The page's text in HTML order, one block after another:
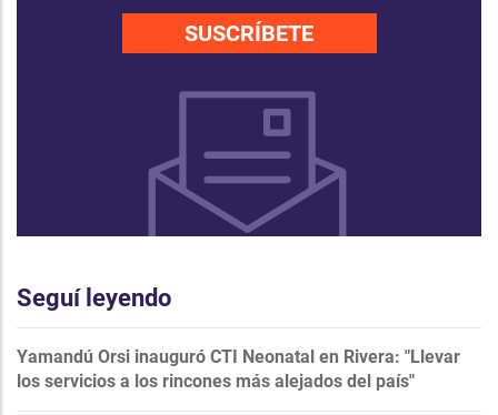
SUSCRÍBETE
Seguí leyendo
Yamandú Orsi inauguró CTI Neonatal en Rivera: "Llevar
los servicios a los rincones más alejados del país"